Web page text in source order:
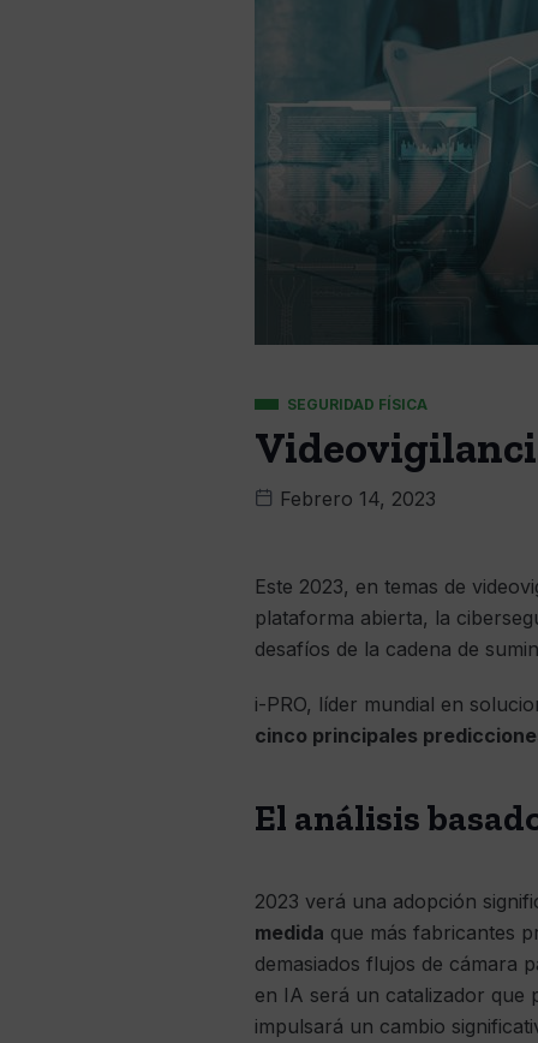
SEGURIDAD FÍSICA
Febrero 14, 2023
Este 2023, en temas de
plataforma abierta, la
desafíos de la cadena de
i-PRO, líder mundial en
cinco principales
El análisis
2023 verá una adopción
medida que más fabricantes
demasiados flujos de cámara
en IA será un catalizador que
impulsará un cambio